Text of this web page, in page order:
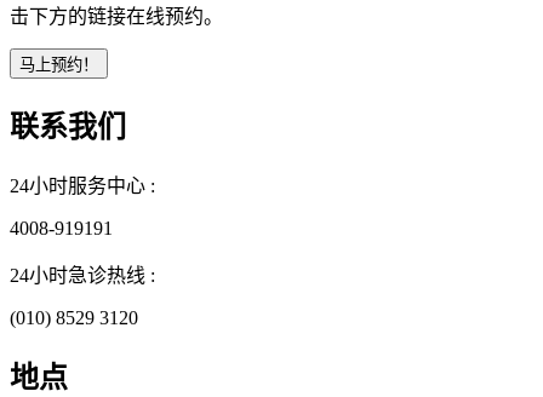
击下方的链接在线预约。
联系我们
24小时服务中心 :
4008-919191
24小时急诊热线 :
(010) 8529 3120
地点